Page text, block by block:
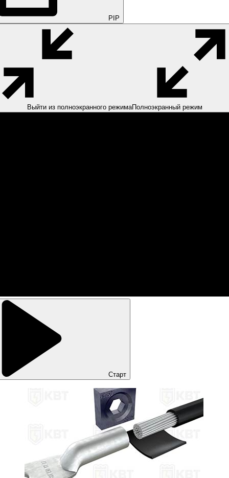
PIP
Выйти из полноэкранного режимаПолноэкранный режим
Старт